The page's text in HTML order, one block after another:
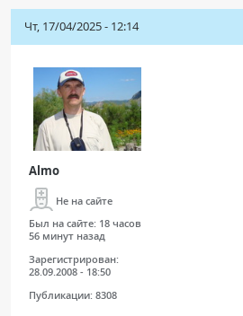
Чт, 17/04/2025 - 12:14
Almo
Не на сайте
Был на сайте: 18 часов
56 минут назад
Зарегистрирован:
28.09.2008 - 18:50
Публикации: 8308